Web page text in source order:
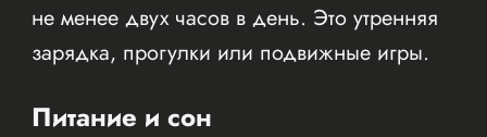
не менее двух часов в день. Это утренняя
зарядка, прогулки или подвижные игры.
Питание и сон